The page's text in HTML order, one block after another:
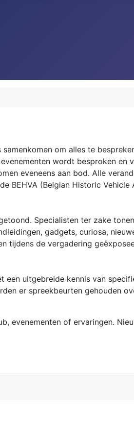
om alles te
wordt besproken en
eveneens aan bod. Alle
BEHVA (Belgian Historic
Specialisten ter zake
gadgets, curiosa,
tijdens de vergadering
een uitgebreide kennis van
er spreekbeurten gehouden
evenementen of ervaringen.